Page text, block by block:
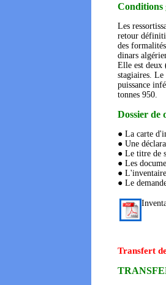
Conditions
Les
retour
des
dinars
Elle est deux
stagiaires.
puissance
tonnes 950.
Dossier de
● La carte
● Une
● Le titre de
● Les
●
● Le
Transfert